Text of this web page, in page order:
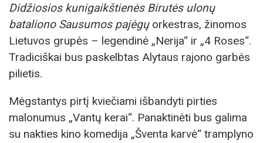
Didžiosios kunigaikštienės Birutės ulonų
bataliono Sausumos pajėgųorkestras, žinomos
Lietuvos grupės – legendinė „Nerija“ ir „4 Roses“.
Tradiciškai bus paskelbtas Alytaus rajono garbės
pilietis.
Mėgstantys pirtį kviečiami išbandyti pirties
malonumus „Vantų kerai“. Panaktinėti bus galima
su nakties kino komedija „Šventa karvė“ tramplyno